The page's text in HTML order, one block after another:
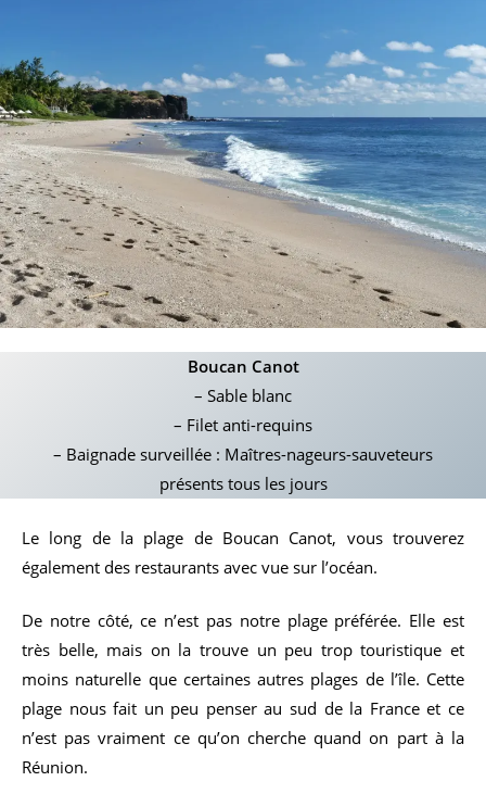
Boucan Canot
– Sable blanc
– Filet anti-requins
– Baignade surveillée : Maîtres-nageurs-sauveteurs
présents tous les jours
Le long de la plage de Boucan Canot, vous trouverez
également des restaurants avec vue sur l’océan.
De notre côté, ce n’est pas notre plage préférée. Elle est
très belle, mais on la trouve un peu trop touristique et
moins naturelle que certaines autres plages de l’île. Cette
plage nous fait un peu penser au sud de la France et ce
n’est pas vraiment ce qu’on cherche quand on part à la
Réunion.